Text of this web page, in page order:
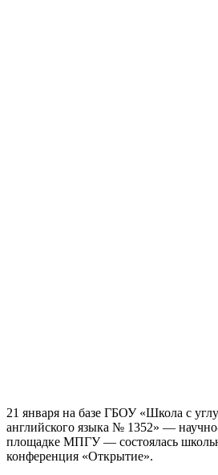
21 января на базе ГБОУ «Школа с
английского языка № 1352» —
площадке МПГУ — состоялась
конференция «Открытие».